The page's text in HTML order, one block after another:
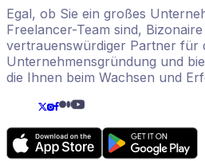
Egal, ob Sie ein großes
Freelancer-Team sind,
vertrauenswürdiger Partner für
Unternehmensgründung und
die Ihnen beim Wachsen und